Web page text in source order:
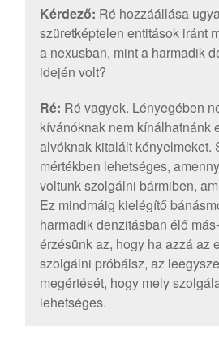
Kérdező: Ré hozzáállása
szüretképtelen entitások iránt
a nexusban, mint a harmadik
idején volt?
Ré: Ré vagyok. Lényegében
kívánóknak nem kínálhatnánk
alvóknak kitalált kényelmeket.
mértékben lehetséges,
voltunk szolgálni bármiben,
Ez mindmáig kielégítő
harmadik denzitásban élő
érzésünk az, hogy ha azzá az
szolgálni próbálsz, az
megértését, hogy mely
lehetséges.